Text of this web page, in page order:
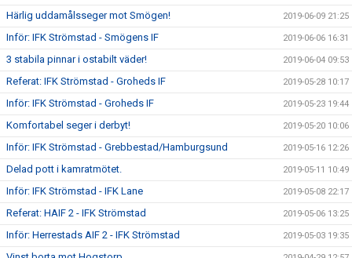
Härlig uddamålsseger mot Smögen! 2019-06-09 21:25
Inför: IFK Strömstad - Smögens IF 2019-06-06 16:31
3 stabila pinnar i ostabilt väder! 2019-06-04 09:53
Referat: IFK Strömstad - Groheds IF 2019-05-28 10:17
Inför: IFK Strömstad - Groheds IF 2019-05-23 19:44
Komfortabel seger i derbyt! 2019-05-20 10:06
Inför: IFK Strömstad - Grebbestad/Hamburgsund 2019-05-16 12:26
Delad pott i kamratmötet. 2019-05-11 10:49
Inför: IFK Strömstad - IFK Lane 2019-05-08 22:17
Referat: HAIF 2 - IFK Strömstad 2019-05-06 13:25
Inför: Herrestads AIF 2 - IFK Strömstad 2019-05-03 19:35